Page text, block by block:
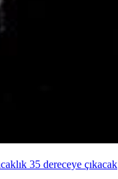
35 dereceye çıkacak